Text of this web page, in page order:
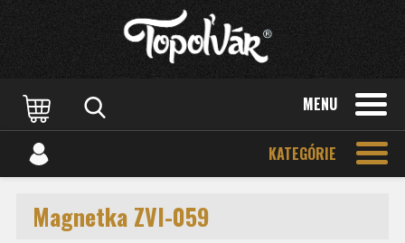
MENU
KATEGÓRIE
Magnetka ZVI-059